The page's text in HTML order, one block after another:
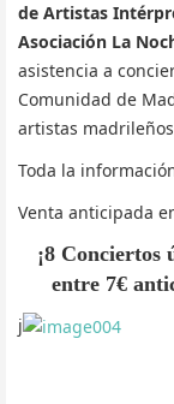
de Artistas
Asociación La
asistencia a
Comunidad de
artistas
Toda la
Venta anticipada
¡8 Conciertos
entre 7€
j